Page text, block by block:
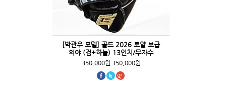
[박관우 모델] 골드 2026 로얄 보급
외야 (검+하늘) 13인치/무자수
350,000원350,000원